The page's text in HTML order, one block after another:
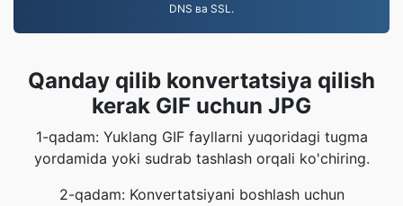
DNS ва SSL.
Qanday qilib konvertatsiya qilish
kerak GIF uchun JPG
1-qadam: Yuklang GIF fayllarni yuqoridagi tugma
yordamida yoki sudrab tashlash orqali ko'chiring.
2-qadam: Konvertatsiyani boshlash uchun